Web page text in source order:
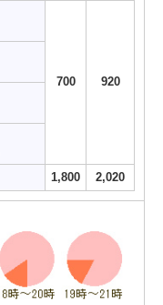
700 920
1,800 2,020